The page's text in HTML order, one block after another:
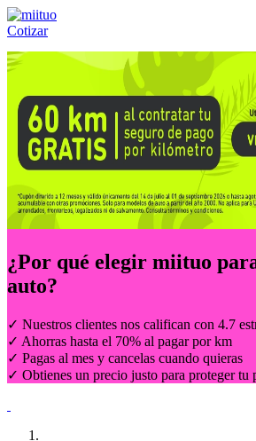
Cotizar
Llámanos al:(55) 84-21-05-00 ó
¿Por qué elegir miituo
auto?
✓ Nuestros clientes nos califican con 4.7
✓ Ahorras hasta el 70% al pagar por km
✓ Pagas al mes y cancelas cuando quieras
✓ Obtienes un precio justo para proteger tu